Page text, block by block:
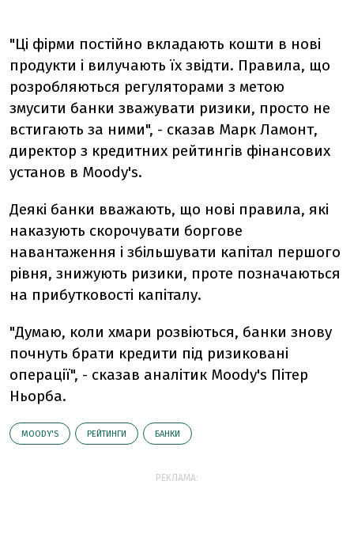
"Ці фірми постійно вкладають кошти в нові
продукти і вилучають їх звідти. Правила, що
розробляються регуляторами з метою
змусити банки зважувати ризики, просто не
встигають за ними", - сказав Марк Ламонт,
директор з кредитних рейтингів фінансових
установ в Moody's.
Деякі банки вважають, що нові правила, які
наказують скорочувати боргове
навантаження і збільшувати капітал першого
рівня, знижують ризики, проте позначаються
на прибутковості капіталу.
"Думаю, коли хмари розвіються, банки знову
почнуть брати кредити під ризиковані
операції", - сказав аналітик Moody's Пітер
Ньорба.
MOODY'S РЕЙТИНГИ БАНКИ
РЕКЛАМА: